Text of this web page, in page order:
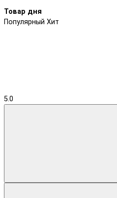
Товар дня
Популярный Хит
5.0